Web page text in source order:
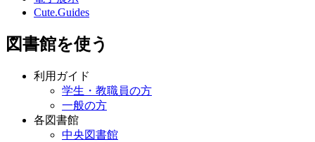
Cute.Guides
図書館を使う
利用ガイド
学生・教職員の方
一般の方
各図書館
中央図書館